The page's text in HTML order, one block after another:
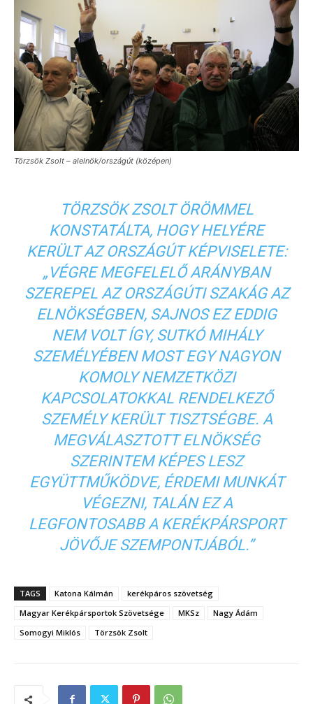
Törzsök Zsolt – alelnök/országút (középen)
TÖRZSÖK ZSOLT ÖRÖMMEL
KONSTATÁLTA, HOGY HELYÉRE
KERÜLT AZ ORSZÁGÚT KÉPVISELETE:
„VÉGRE MEGFELELŐ ARÁNYBAN
SZEREPEL AZ ORSZÁGÚTI SZAKÁG AZ
ELNÖKSÉGBEN, SAJNOS EZ EDDIG
NEM VOLT ÍGY, SUTKÓ MIHÁLY
SZEMÉLYÉBEN MOST EGY NAGYON
KOMOLY NEMZETKÖZI
KAPCSOLATOKKAL RENDELKEZŐ
SZEMÉLY KERÜLT TISZTSÉGBE. A
MEGVÁLASZTOTT ELNÖKSÉG
SZERINTEM KÉPES LESZ
EGYÜTTMŰKÖDVE, ÉRDEMI MUNKÁT
VÉGEZNI, TALÁN EZ A
LEGFONTOSABB A KERÉKPÁRSPORT
JÖVŐJE SZEMPONTJÁBÓL.”
TAGS Katona Kálmán
kerékpáros szövetség
Magyar Kerékpársportok Szövetsége
MKSz
Nagy Ádám
Somogyi Miklós
Törzsök Zsolt